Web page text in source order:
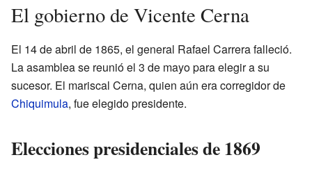
El gobierno de Vicente Cerna
El 14 de abril de 1865, el general Rafael Carrera falleció.
La asamblea se reunió el 3 de mayo para elegir a su
sucesor. El mariscal Cerna, quien aún era corregidor de
Chiquimula, fue elegido presidente.
Elecciones presidenciales de 1869